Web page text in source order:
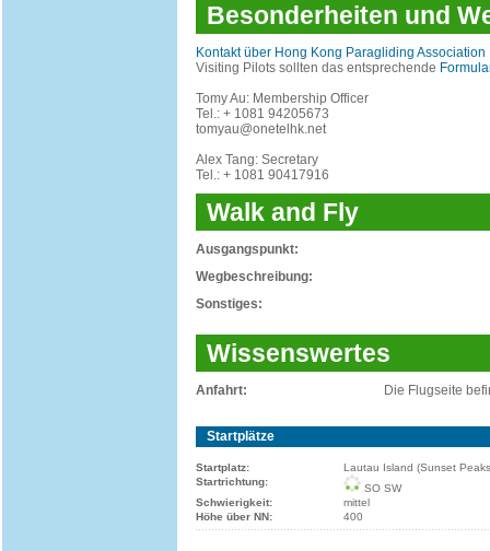
Besonderheiten und
Kontakt über Hong Kong Paragliding Association
Visiting Pilots sollten das entsprechende
Tomy Au: Membership Officer
Tel.: + 1081 94205673
tomyau@onetelhk.net
Alex Tang: Secretary
Tel.: + 1081 90417916
Walk and Fly
Ausgangspunkt:
Wegbeschreibung:
Sonstiges:
Wissenswertes
Anfahrt: Die Flugseite
Startplätze
Startplatz:
Lautau Island (Sunset
Startrichtung:
SO SW
Schwierigkeit:
mittel
Höhe über NN:
400